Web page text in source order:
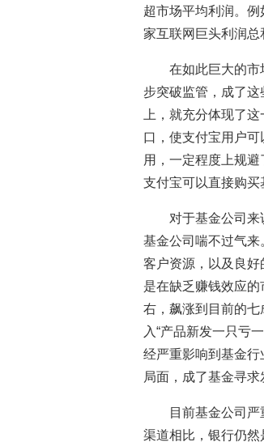
超市场平均利润。
家互联网巨头利润总
在如此巨大的
步突破监管，成了
上，就充分体现了
口，使支付宝用户
用，一定程度上规
支付宝可以直接购买
对于基金公司
基金公司喘不过气
客户资源，以及良
是在缺乏赚钱效应
右，飙涨到目前的
入“产品新发一只亏
经严重影响到基金
局面，成了基金寻求
目前基金公司
渠道相比，银行仍